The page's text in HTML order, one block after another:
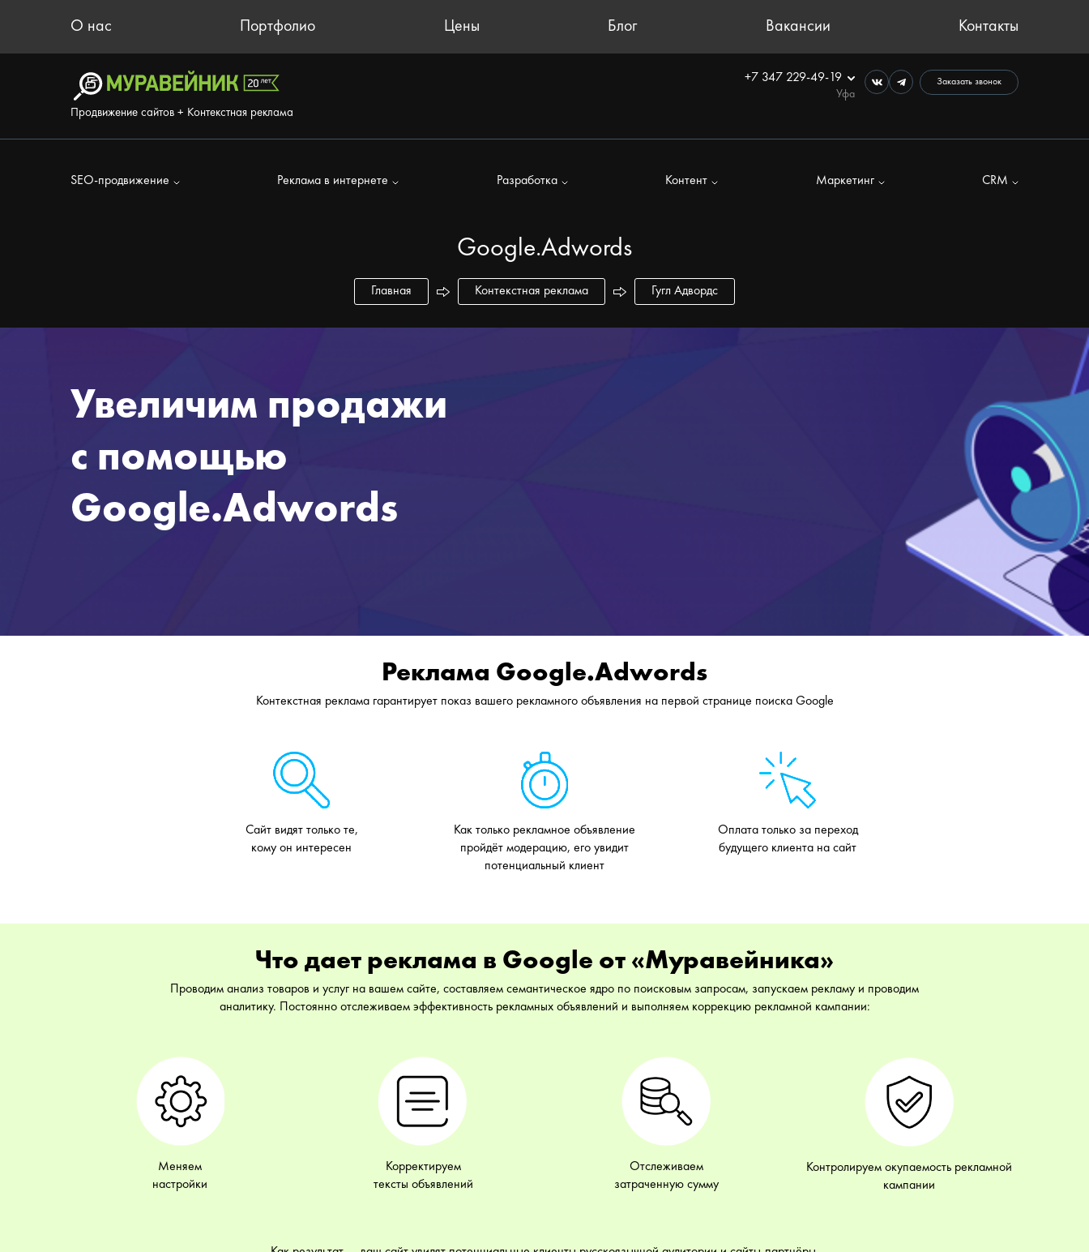
О нас Портфолио Цены Блог Вакансии Контакты
Продвижение сайтов + Контекстная реклама
+7 347 229-49-19
Уфа
Заказать звонок
SEO-продвижение Реклама в интернете Разработка Контент Маркетинг CRM
Google.Adwords
Главная Контекстная реклама Гугл Адвордс
Увеличим продажи
с помощью
Google.Adwords
Реклама Google.Adwords
Контекстная реклама гарантирует показ вашего рекламного объявления на первой странице поиска Google
Сайт видят только те,
кому он интересен
Как только рекламное объявление
пройдёт модерацию, его увидит
потенциальный клиент
Оплата только за переход
будущего клиента на сайт
Что дает реклама в Google от «Муравейника»
Проводим анализ товаров и услуг на вашем сайте, составляем семантическое ядро по поисковым запросам, запускаем рекламу и проводим
аналитику. Постоянно отслеживаем эффективность рекламных объявлений и выполняем коррекцию рекламной кампании:
Меняем
настройки
Корректируем
тексты объявлений
Отслеживаем
затраченную сумму
Контролируем окупаемость рекламной
кампании